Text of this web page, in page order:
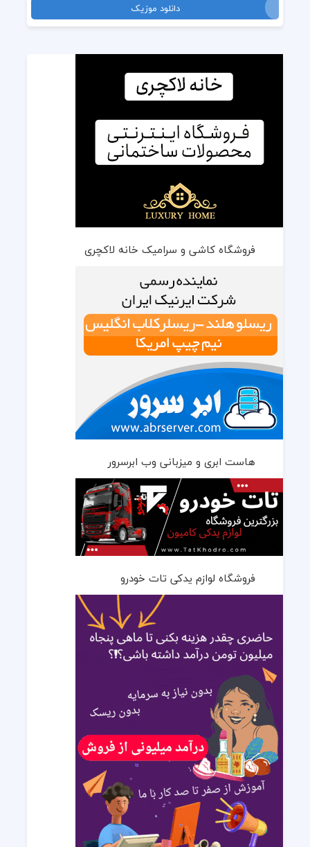
دانلود موزیک
فروشگاه کاشی و سرامیک خانه لاکچری
هاست ابری و میزبانی وب ابرسرور
فروشگاه لوازم یدکی تات خودرو